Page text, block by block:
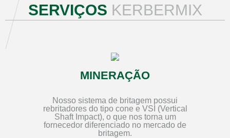
SERVIÇOS KERBERMIX
MINERAÇÃO
Nosso sistema de britagem possui
rebritadores do tipo cone e VSI (Vertical
Shaft Impact), o que nos torna um
fornecedor diferenciado no mercado de
britagem.